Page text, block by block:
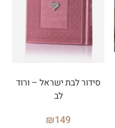
סידור לבת ישראל – ורוד
לב
₪149